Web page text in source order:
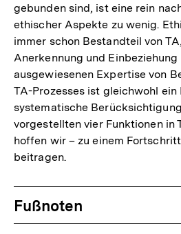
gebunden sind, ist eine rein
ethischer Aspekte zu wenig.
immer schon Bestandteil von
Anerkennung und
ausgewiesenen Expertise von
TA-Prozesses ist gleichwohl ein
systematische
vorgestellten vier Funktionen in
hoffen wir – zu einem
beitragen.
Fussnoten
Fußnoten